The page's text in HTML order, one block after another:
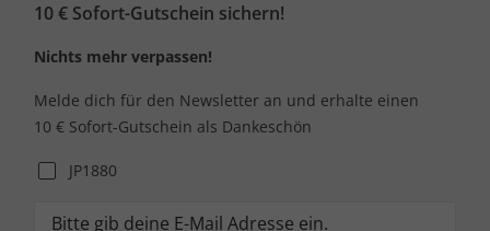
10 € Sofort-Gutschein sichern!
Nichts mehr verpassen!
Melde dich für den Newsletter an und erhalte einen
10 € Sofort-Gutschein als Dankeschön
JP1880